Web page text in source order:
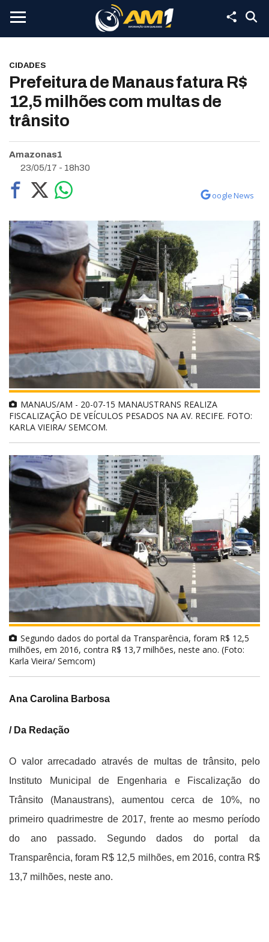
CIDADES
Prefeitura de Manaus fatura R$
12,5 milhões com multas de
trânsito
Amazonas1
23/05/17 - 18h30
oogle News
MANAUS/AM - 20-07-15 MANAUSTRANS REALIZA
FISCALIZAÇÃO DE VEÍCULOS PESADOS NA AV. RECIFE. FOTO:
KARLA VIEIRA/ SEMCOM.
Segundo dados do portal da Transparência, foram R$ 12,5
milhões, em 2016, contra R$ 13,7 milhões, neste ano. (Foto:
Karla Vieira/ Semcom)
Ana Carolina Barbosa
/ Da Redação
O valor arrecadado através de multas de trânsito, pelo
Instituto Municipal de Engenharia e Fiscalização do
Trânsito (Manaustrans), aumentou cerca de 10%, no
primeiro quadrimestre de 2017, frente ao mesmo período
do ano passado. Segundo dados do portal da
Transparência, foram R$ 12,5 milhões, em 2016, contra R$
13,7 milhões, neste ano.